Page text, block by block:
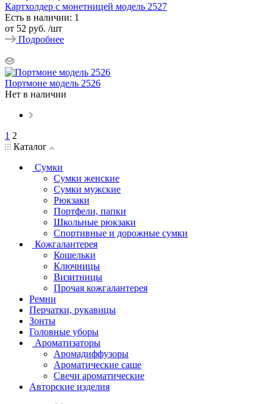
Картхолдер с монетницей модель 2527
Есть в наличии: 1
от 52 руб. /шт
Подробнее
Портмоне модель 2526
Нет в наличии
1 2
Каталог
Сумки
Сумки женские
Сумки мужские
Рюкзаки
Портфели, папки
Школьные рюкзаки
Спортивные и дорожные сумки
Кожгалантерея
Кошельки
Ключницы
Визитницы
Прочая кожгалантерея
Ремни
Перчатки, рукавицы
Зонты
Головные уборы
Ароматизаторы
Аромадиффузоры
Ароматические саше
Свечи ароматические
Авторские изделия